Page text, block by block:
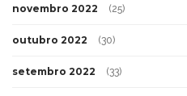
novembro 2022 (25)
outubro 2022 (30)
setembro 2022 (33)